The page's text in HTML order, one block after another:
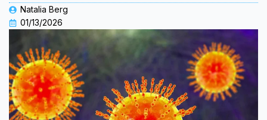
Natalia Berg
01/13/2026